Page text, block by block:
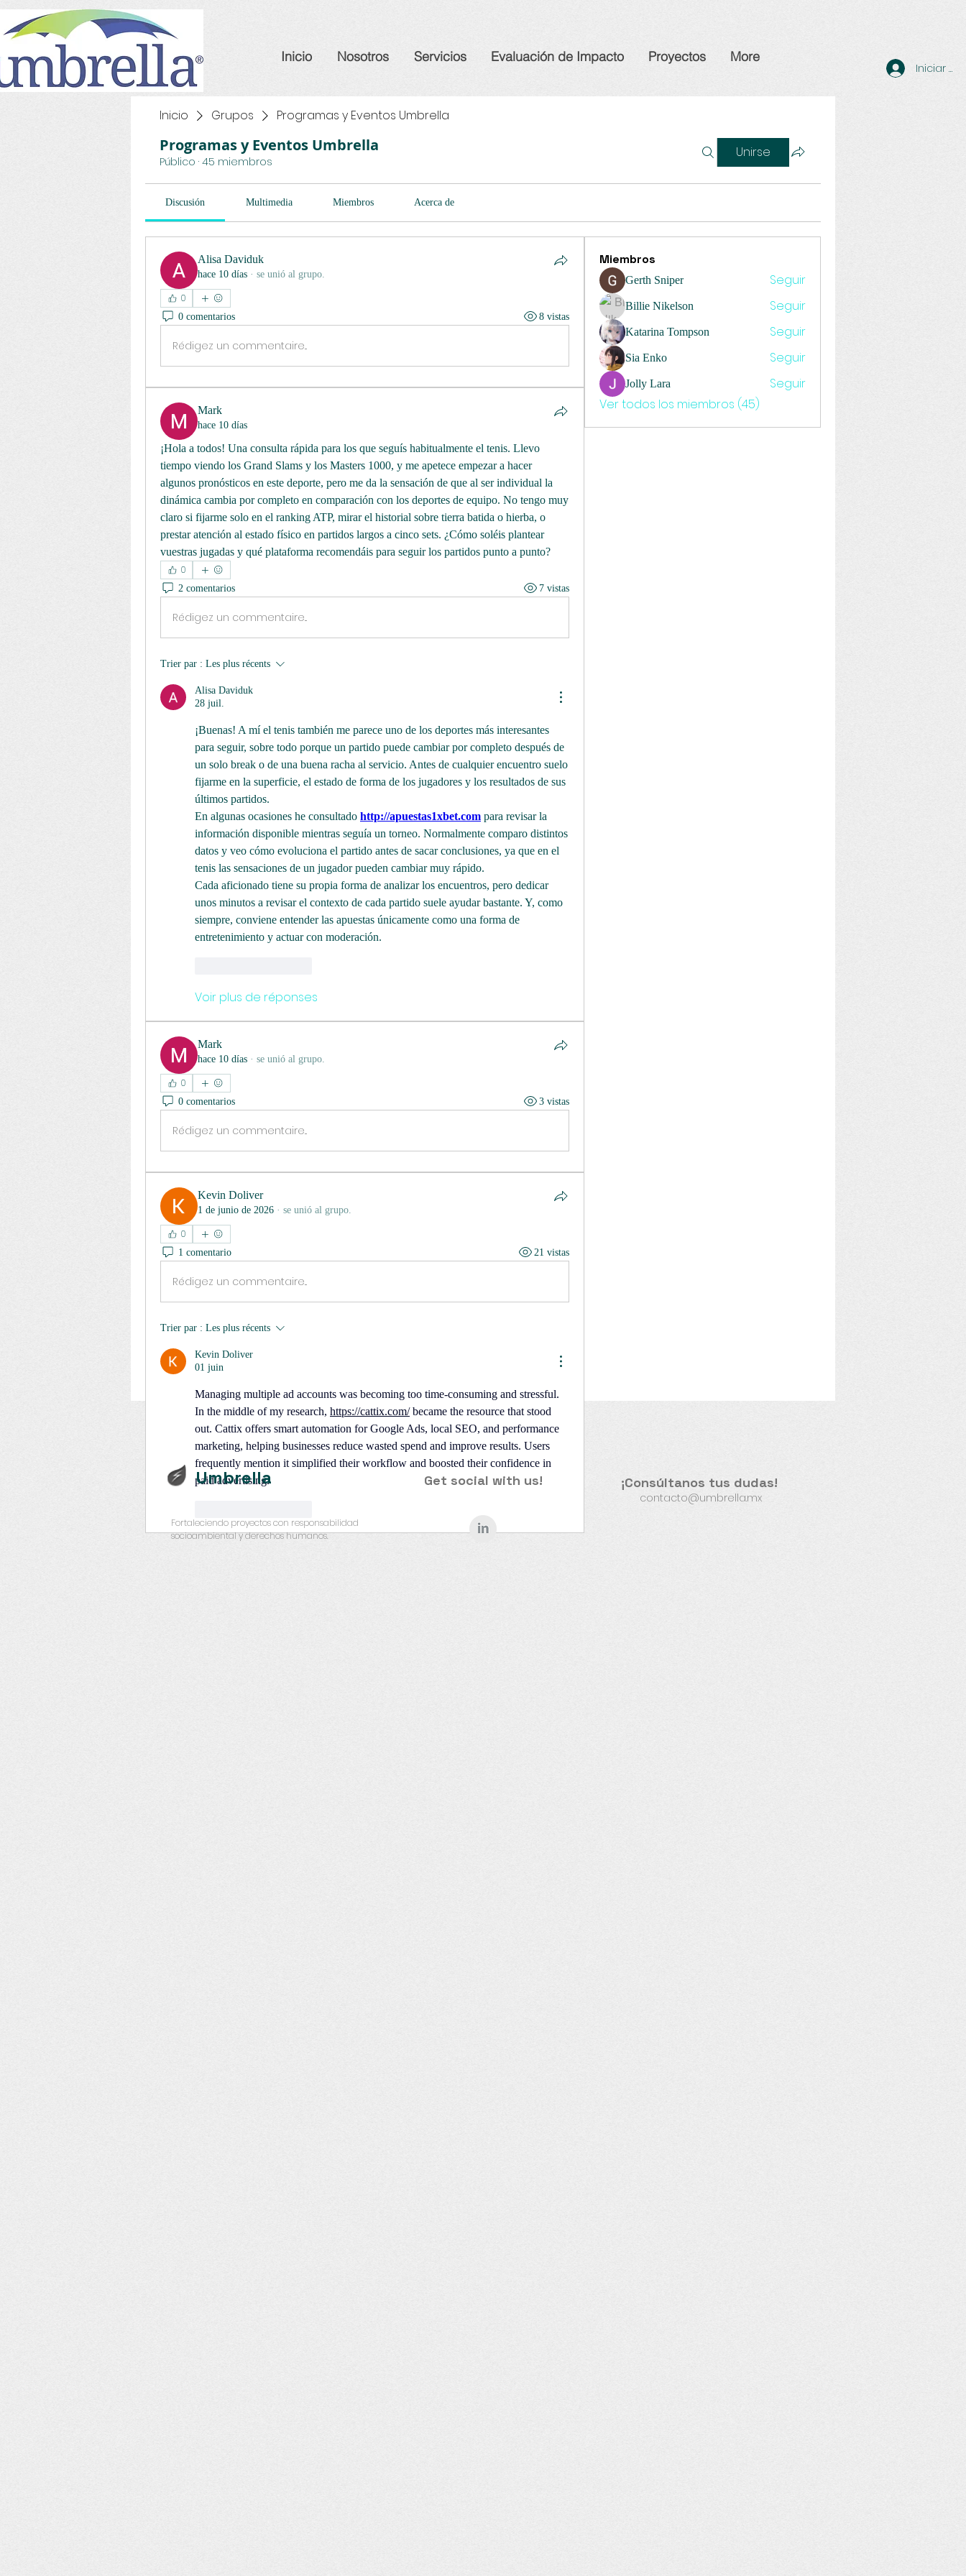
Inicio Nosotros Servicios Evaluación de Impacto Proyectos More
Iniciar
Inicio Grupos Programas y Eventos Umbrella
Programas y Eventos Umbrella
Público · 45 miembros
Unirse
Discusión Multimedia Miembros Acerca de
Alisa Daviduk
hace 10 días · se unió al grupo.
0
0 comentarios 8 vistas
Rédigez un commentaire...
Mark
hace 10 días
¡Hola a todos! Una consulta rápida para los que seguís habitualmente el tenis. Llevo
tiempo viendo los Grand Slams y los Masters 1000, y me apetece empezar a hacer
algunos pronósticos en este deporte, pero me da la sensación de que al ser individual la
dinámica cambia por completo en comparación con los deportes de equipo. No tengo muy
claro si fijarme solo en el ranking ATP, mirar el historial sobre tierra batida o hierba, o
prestar atención al estado físico en partidos largos a cinco sets. ¿Cómo soléis plantear
vuestras jugadas y qué plataforma recomendáis para seguir los partidos punto a punto?
0
2 comentarios 7 vistas
Rédigez un commentaire...
Trier par : Les plus récents
Alisa Daviduk
28 juil.
¡Buenas! A mí el tenis también me parece uno de los deportes más interesantes
para seguir, sobre todo porque un partido puede cambiar por completo después de
un solo break o de una buena racha al servicio. Antes de cualquier encuentro suelo
fijarme en la superficie, el estado de forma de los jugadores y los resultados de sus
últimos partidos.
En algunas ocasiones he consultado http://apuestas1xbet.com para revisar la
información disponible mientras seguía un torneo. Normalmente comparo distintos
datos y veo cómo evoluciona el partido antes de sacar conclusiones, ya que en el
tenis las sensaciones de un jugador pueden cambiar muy rápido.
Cada aficionado tiene su propia forma de analizar los encuentros, pero dedicar
unos minutos a revisar el contexto de cada partido suele ayudar bastante. Y, como
siempre, conviene entender las apuestas únicamente como una forma de
entretenimiento y actuar con moderación.
Voir plus de réponses
Mark
hace 10 días · se unió al grupo.
0
0 comentarios 3 vistas
Rédigez un commentaire...
Kevin Doliver
1 de junio de 2026 · se unió al grupo.
0
1 comentario 21 vistas
Rédigez un commentaire...
Trier par : Les plus récents
Kevin Doliver
01 juin
Managing multiple ad accounts was becoming too time-consuming and stressful.
In the middle of my research, https://cattix.com/ became the resource that stood
out. Cattix offers smart automation for Google Ads, local SEO, and performance
marketing, helping businesses reduce wasted spend and improve results. Users
frequently mention it simplified their workflow and boosted their confidence in
paid advertising.
Miembros
Gerth Sniper Seguir
Billie Nikelson Seguir
Katarina Tompson Seguir
Sia Enko Seguir
Jolly Lara
Seguir
Ver todos los miembros (45)
Umbrella
Fortaleciendo proyectos con responsabilidad
socioambiental y derechos humanos.
Get social with us! ¡Consúltanos tus dudas!
contacto@umbrella.mx